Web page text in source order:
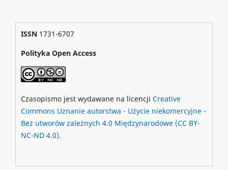
ISSN1731-6707
Polityka Open Access
Czasopismo jest wydawane na licencji Creative
Commons Uznanie autorstwa - Użycie niekomercyjne -
Bez utworów zależnych 4.0 Międzynarodowe (CC BY-
NC-ND 4.0).